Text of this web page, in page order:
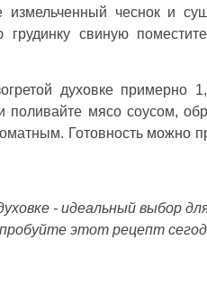
измельченный чеснок и
грудинку свиную
духовке примерно
мясо соусом,
Готовность можно
- идеальный выбор
этот рецепт